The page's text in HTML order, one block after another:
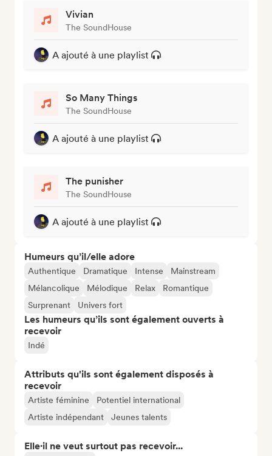
Vivian
The SoundHouse
A ajouté à une playlist
So Many Things
The SoundHouse
A ajouté à une playlist
The punisher
The SoundHouse
A ajouté à une playlist
Humeurs qu’il/elle adore
Authentique Dramatique Intense
Mainstream
Mélancolique
Mélodique Relax
Romantique
Surprenant
Univers fort
Les humeurs qu’ils sont également ouverts à
recevoir
Indé
Attributs qu'ils sont également disposés à
recevoir
Artiste féminine
Potentiel international
Artiste indépendant
Jeunes talents
Elle·il ne veut surtout pas recevoir...